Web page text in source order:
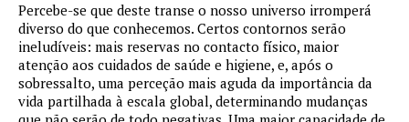
Percebe-se que deste transe o nosso universo irromperá
diverso do que conhecemos. Certos contornos serão
ineludíveis: mais reservas no contacto físico, maior
atenção aos cuidados de saúde e higiene, e, após o
sobressalto, uma perceção mais aguda da importância da
vida partilhada à escala global, determinando mudanças